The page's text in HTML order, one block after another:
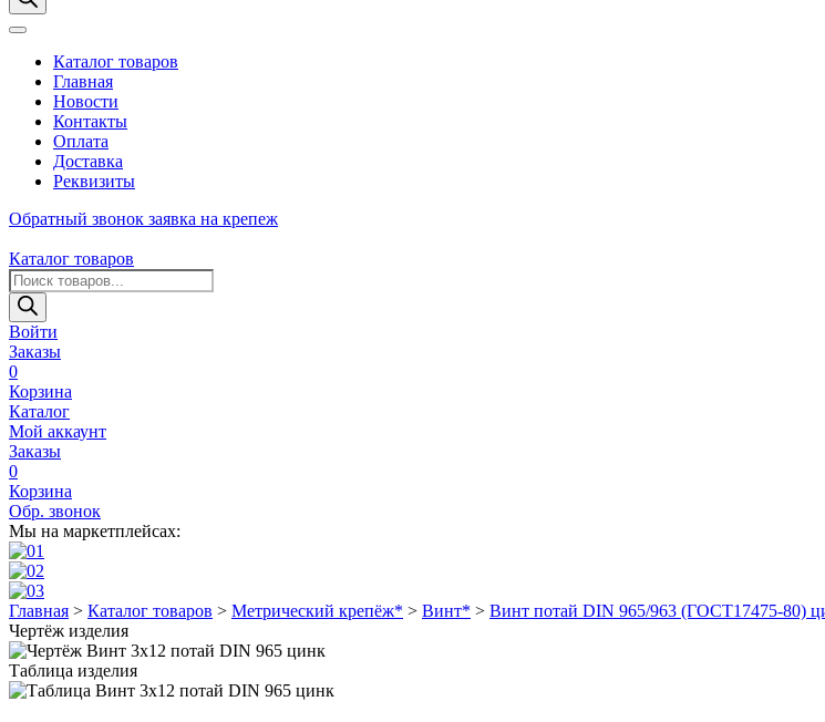
Каталог товаров
Главная
Новости
Контакты
Оплата
Доставка
Реквизиты
Обратный звонок заявка на крепеж
Каталог товаров
Поиск
товаров
Войти
Заказы
0
Корзина
Каталог
Мой аккаунт
Заказы
0
Корзина
Обр. звонок
Мы на маркетплейсах:
Главная > Каталог товаров > Метрический крепёж* > Винт* > Винт потай DIN 965/963 (ГОСТ17475-80)
Чертёж изделия
Таблица изделия